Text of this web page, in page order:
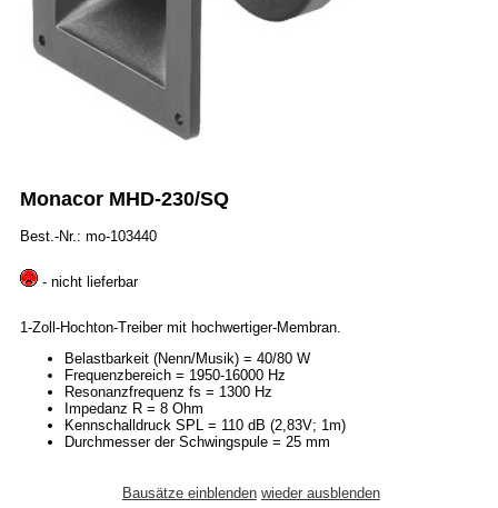
Monacor MHD-230/SQ
Best.-Nr.: mo-103440
- nicht lieferbar
1-Zoll-Hochton-Treiber mit hochwertiger-Membran.
Belastbarkeit (Nenn/Musik) = 40/80 W
Frequenzbereich = 1950-16000 Hz
Resonanzfrequenz fs = 1300 Hz
Impedanz R = 8 Ohm
Kennschalldruck SPL = 110 dB (2,83V; 1m)
Durchmesser der Schwingspule = 25 mm
Bausätze einblenden wieder ausblenden